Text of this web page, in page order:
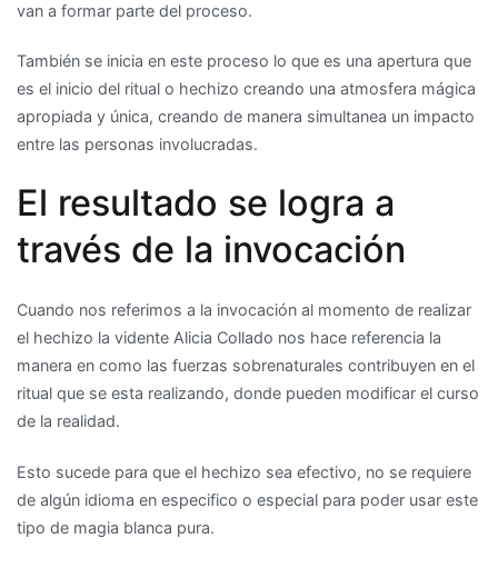
van a formar parte del proceso.
También se inicia en este proceso lo que es una apertura que
es el inicio del ritual o hechizo creando una atmosfera mágica
apropiada y única, creando de manera simultanea un impacto
entre las personas involucradas.
El resultado se logra a
través de la invocación
Cuando nos referimos a la invocación al momento de realizar
el hechizo la vidente Alicia Collado nos hace referencia la
manera en como las fuerzas sobrenaturales contribuyen en el
ritual que se esta realizando, donde pueden modificar el curso
de la realidad.
Esto sucede para que el hechizo sea efectivo, no se requiere
de algún idioma en especifico o especial para poder usar este
tipo de magia blanca pura.